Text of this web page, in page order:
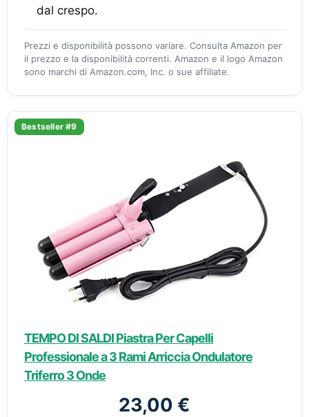
dal crespo.
Prezzi e disponibilità possono variare. Consulta Amazon per
il prezzo e la disponibilità correnti. Amazon e il logo Amazon
sono marchi di Amazon.com, Inc. o sue affiliate.
Bestseller #9
TEMPO DI SALDI Piastra Per Capelli
Professionale a 3 Rami Arriccia Ondulatore
Triferro 3 Onde
23,00 €